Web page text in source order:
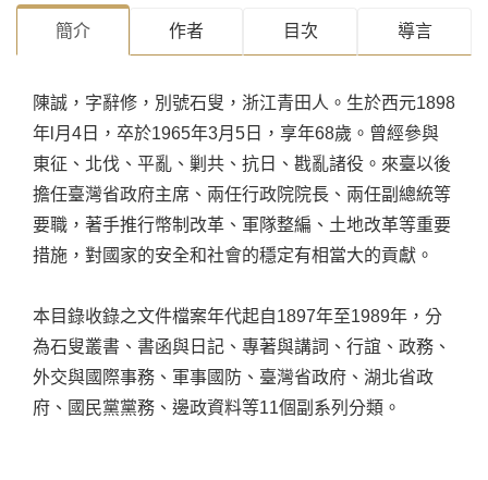
簡介 作者 目次 導言
陳誠，字辭修，別號石叟，浙江青田人。生於西元1898
年l月4日，卒於1965年3月5日，享年68歲。曾經參與
東征、北伐、平亂、剿共、抗日、戡亂諸役。來臺以後
擔任臺灣省政府主席、兩任行政院院長、兩任副總統等
要職，著手推行幣制改革、軍隊整編、土地改革等重要
措施，對國家的安全和社會的穩定有相當大的貢獻。
本目錄收錄之文件檔案年代起自1897年至1989年，分
為石叟叢書、書函與日記、專著與講詞、行誼、政務、
外交與國際事務、軍事國防、臺灣省政府、湖北省政
府、國民黨黨務、邊政資料等11個副系列分類。